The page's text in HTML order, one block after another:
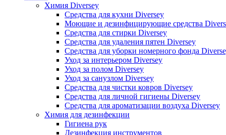
Химия Diversey
Средства для кухни Diversey
Моющие и дезинфицирующие средства
Средства для стирки Diversey
Средства для удаления пятен Diversey
Средства для уборки номерного фонда
Уход за интерьером Diversey
Уход за полом Diversey
Уход за санузлом Diversey
Средства для чистки ковров Diversey
Средства для личной гигиены Diversey
Средства для ароматизации воздуха Diversey
Химия для дезинфекции
Гигиена рук
Дезинфекция инструментов